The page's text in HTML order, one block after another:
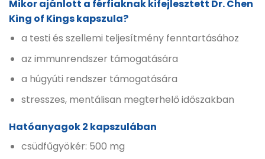
Mikor ajánlott a férfiaknak kifejlesztett Dr. Chen
King of Kings kapszula?
a testi és szellemi teljesítmény fenntartásához
az immunrendszer támogatására
a húgyúti rendszer támogatására
stresszes, mentálisan megterhelő időszakban
Hatóanyagok 2 kapszulában
csüdfűgyökér: 500 mg